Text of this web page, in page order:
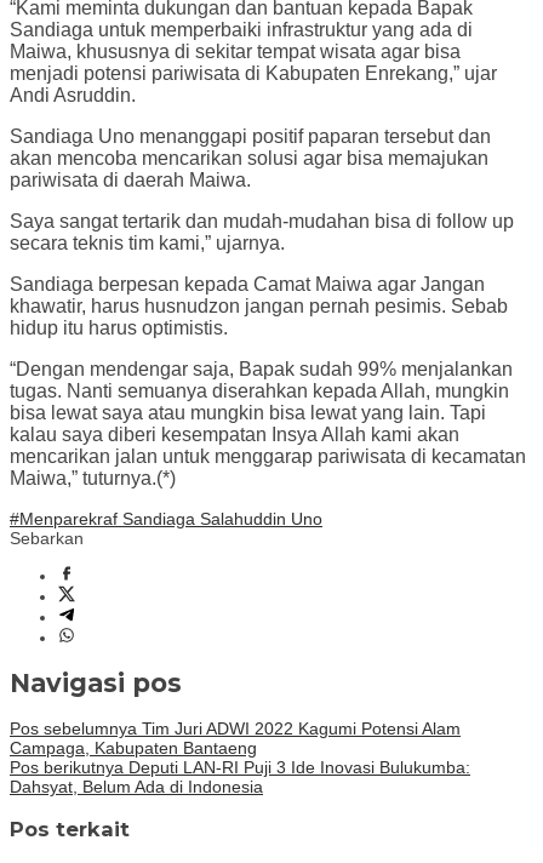
“Kami meminta dukungan dan bantuan kepada Bapak
Sandiaga untuk memperbaiki infrastruktur yang ada di
Maiwa, khususnya di sekitar tempat wisata agar bisa
menjadi potensi pariwisata di Kabupaten Enrekang,” ujar
Andi Asruddin.
Sandiaga Uno menanggapi positif paparan tersebut dan
akan mencoba mencarikan solusi agar bisa memajukan
pariwisata di daerah Maiwa.
Saya sangat tertarik dan mudah-mudahan bisa di follow up
secara teknis tim kami,” ujarnya.
Sandiaga berpesan kepada Camat Maiwa agar Jangan
khawatir, harus husnudzon jangan pernah pesimis. Sebab
hidup itu harus optimistis.
“Dengan mendengar saja, Bapak sudah 99% menjalankan
tugas. Nanti semuanya diserahkan kepada Allah, mungkin
bisa lewat saya atau mungkin bisa lewat yang lain. Tapi
kalau saya diberi kesempatan Insya Allah kami akan
mencarikan jalan untuk menggarap pariwisata di kecamatan
Maiwa,” tuturnya.(*)
#Menparekraf Sandiaga Salahuddin Uno
Sebarkan
Navigasi pos
Pos sebelumnya Tim Juri ADWI 2022 Kagumi Potensi Alam
Campaga, Kabupaten Bantaeng
Pos berikutnya Deputi LAN-RI Puji 3 Ide Inovasi Bulukumba:
Dahsyat, Belum Ada di Indonesia
Pos terkait